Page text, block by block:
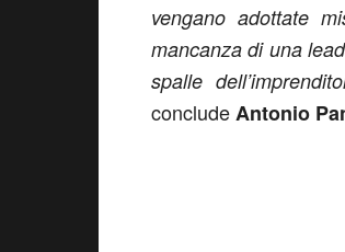
vengano adottate
mancanza di una
spalle
concludeAntonio